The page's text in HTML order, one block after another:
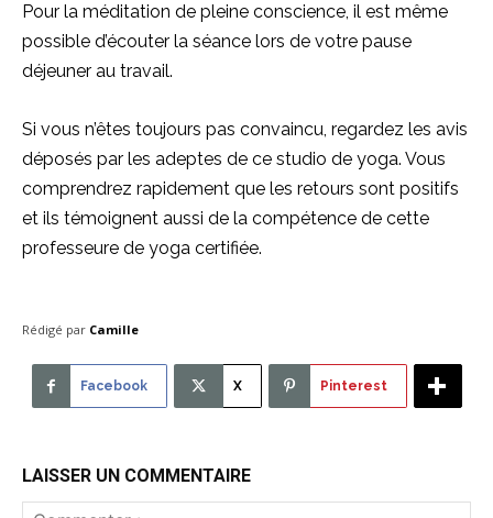
Pour la méditation de pleine conscience, il est même
possible d’écouter la séance lors de votre pause
déjeuner au travail.
Si vous n’êtes toujours pas convaincu, regardez les avis
déposés par les adeptes de ce studio de yoga. Vous
comprendrez rapidement que les retours sont positifs
et ils témoignent aussi de la compétence de cette
professeure de yoga certifiée.
Rédigé par Camille
Facebook X Pinterest
LAISSER UN COMMENTAIRE